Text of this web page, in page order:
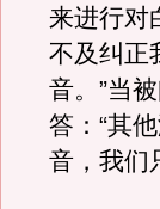
来进行对
不及纠正
音。”当
答：“其
音，我们